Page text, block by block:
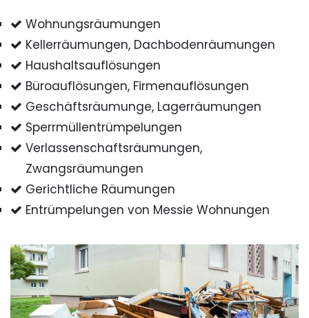
Wohnungsräumungen
Kellerräumungen, Dachbodenräumungen
Haushaltsauflösungen
Büroauflösungen, Firmenauflösungen
Geschäftsräumunge, Lagerräumungen
Sperrmüllentrümpelungen
Verlassenschaftsräumungen,
Zwangsräumungen
Gerichtliche Räumungen
Entrümpelungen von Messie Wohnungen